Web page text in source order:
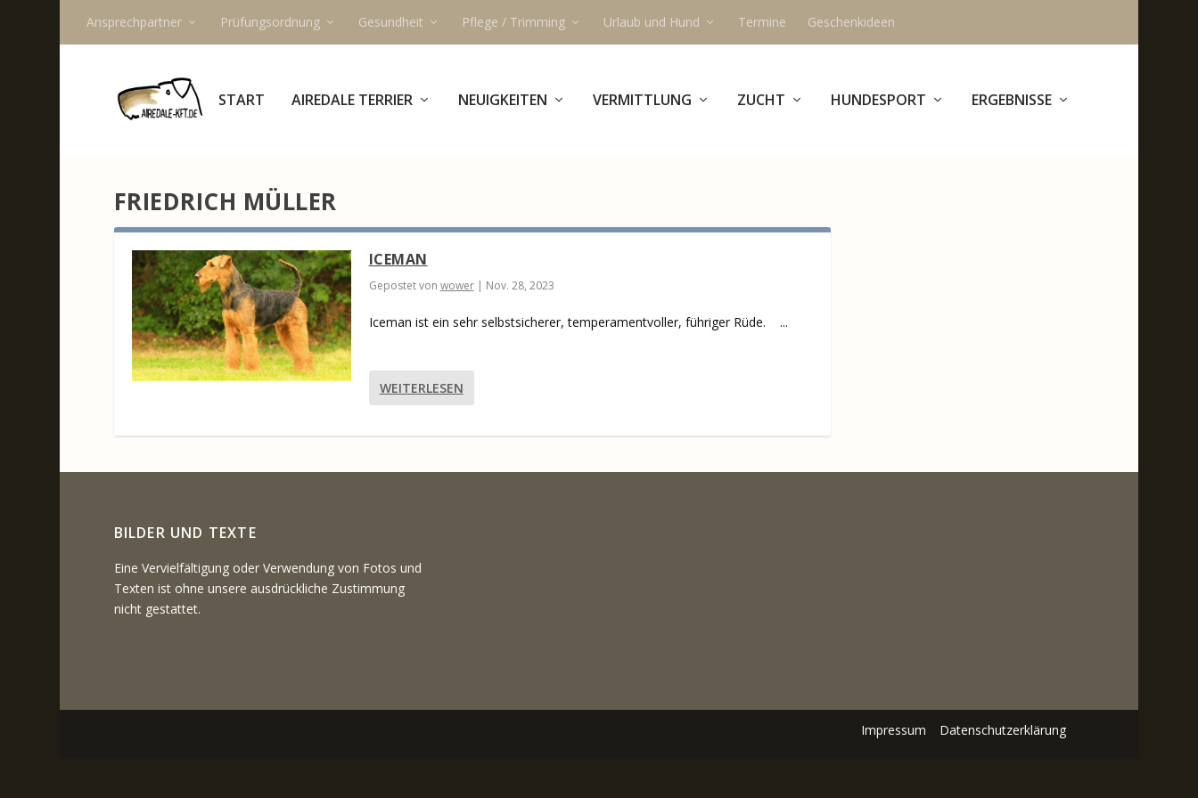
Ansprechpartner Prüfungsordnung Gesundheit Pflege / Trimming Urlaub und Hund Termine Geschenkideen
START AIREDALE TERRIER NEUIGKEITEN VERMITTLUNG ZUCHT HUNDESPORT ERGEBNISSE
FRIEDRICH MÜLLER
ICEMAN
Gepostet von wower| Nov. 28, 2023
Iceman ist ein sehr selbstsicherer, temperamentvoller, führiger Rüde. ...
WEITERLESEN
BILDER UND TEXTE
Eine Vervielfältigung oder Verwendung von Fotos und
Texten ist ohne unsere ausdrückliche Zustimmung
nicht gestattet.
Impressum Datenschutzerklärung